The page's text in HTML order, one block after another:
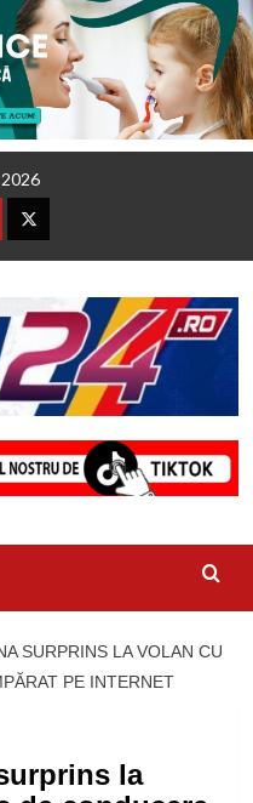
Twitter
SURPRINS LA VOLAN CU
PE INTERNET
la